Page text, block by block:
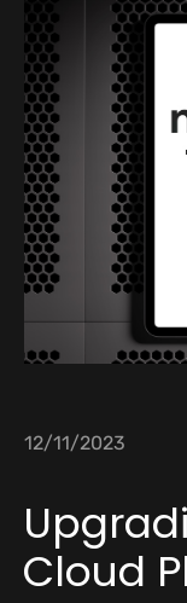
12/11/2023
Cloud